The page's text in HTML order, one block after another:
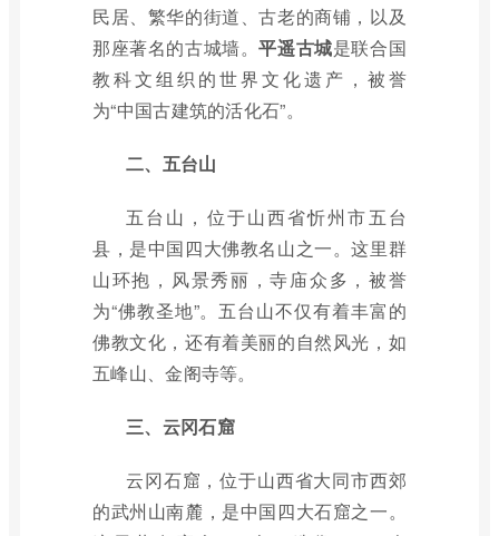
民居、繁华的街道、古老的商铺，以及
那座著名的古城墙。平遥古城是联合国
教科文组织的世界文化遗产，被誉
为“中国古建筑的活化石”。
二、五台山
五台山，位于山西省忻州市五台
县，是中国四大佛教名山之一。这里群
山环抱，风景秀丽，寺庙众多，被誉
为“佛教圣地”。五台山不仅有着丰富的
佛教文化，还有着美丽的自然风光，如
五峰山、金阁寺等。
三、云冈石窟
云冈石窟，位于山西省大同市西郊
的武州山南麓，是中国四大石窟之一。